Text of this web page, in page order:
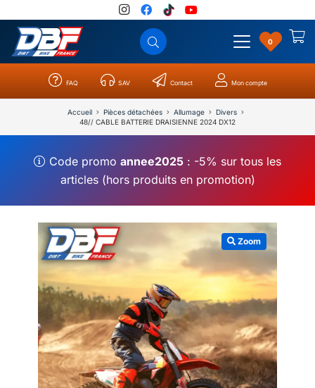
0
FAQ SAV Contact Mon compte
Accueil Pièces détachées Allumage
Divers
48// CABLE BATTERIE DRAISIENNE 2024 DX12
Code promoannee2025 : -5% sur tous les
articles (hors produits en promotion)
Zoom
Catégories Résultats